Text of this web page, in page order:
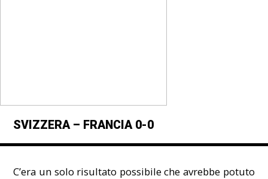
SVIZZERA – FRANCIA 0-0
C’era un solo risultato possibile che avrebbe potuto